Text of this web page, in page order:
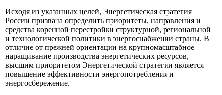
Исходя из указанных целей, Энергетическая стратегия
России призвана определить приоритеты, направления и
средства коренной перестройки структурной, региональной
и технологической политики в энергоснабжении страны. В
отличие от прежней ориентации на крупномасштабное
наращивание производства энергетических ресурсов,
высшим приоритетом Энергетической стратегии является
повышение эффективности энергопотребления и
энергосбережение.